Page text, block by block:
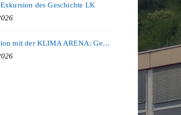
des Geschichte LK
Kooperation mit der KLIMA ARENA: Gemeinsam für Nachhaltigkeit und Klimaschutz